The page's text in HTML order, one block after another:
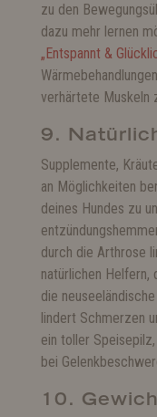
zu den
dazu mehr lernen
„Entspannt &
verhärtete Muskeln
9.
Supplemente,
an Möglichkeiten
deines Hundes zu
durch die Arthrose
natürlichen Helfern,
die
lindert Schmerzen
ein toller
bei
10.